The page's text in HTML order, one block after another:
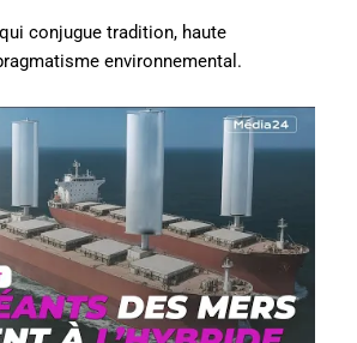
conjugue tradition, haute
environnemental.